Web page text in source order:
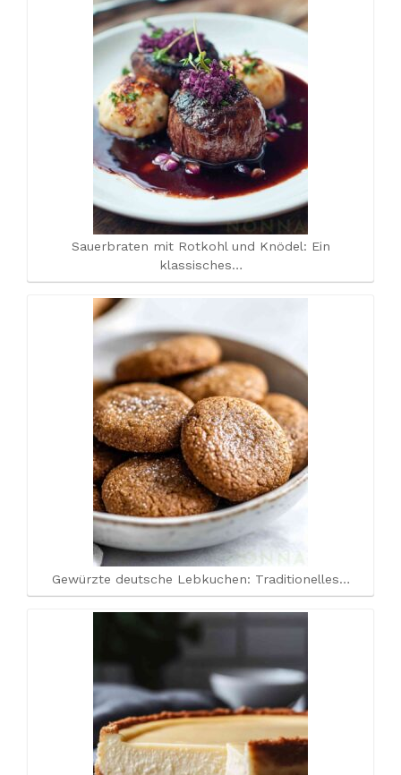
Sauerbraten mit Rotkohl und Knödel: Ein
klassisches…
Gewürzte deutsche Lebkuchen: Traditionelles…